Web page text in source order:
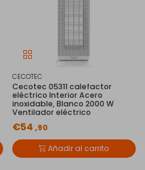
CECOTEC
Cecotec 05311 calefactor
eléctrico Interior Acero
inoxidable, Blanco 2000 W
Ventilador eléctrico
€54 ,90
Añadir al carrito